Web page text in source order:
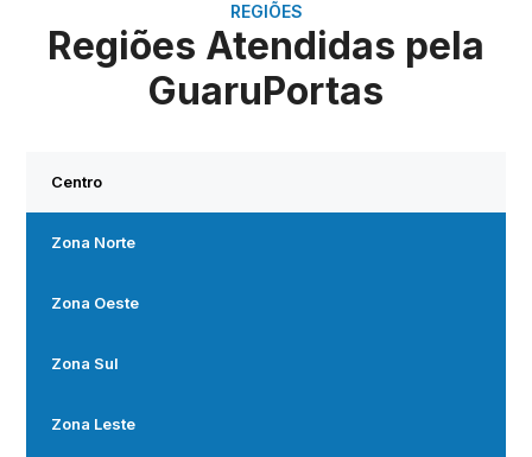
REGIÕES
Regiões Atendidas pela
GuaruPortas
Centro
Zona Norte
Zona Oeste
Zona Sul
Zona Leste